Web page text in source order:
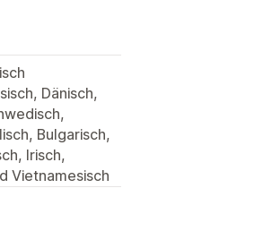
Dänisch,
Bulgarisch,
Irisch,
Vietnamesisch